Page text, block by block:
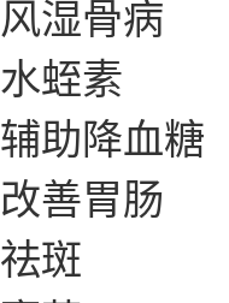
风湿骨病
水蛭素
辅助降血糖
改善胃肠
祛斑